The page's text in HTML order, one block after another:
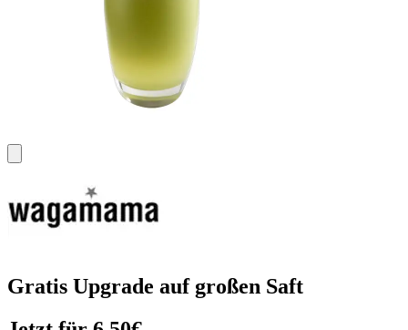
Gratis Upgrade auf großen Saft